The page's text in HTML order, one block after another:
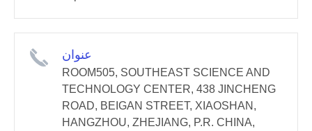
عنوان
ROOM505, SOUTHEAST SCIENCE AND
TECHNOLOGY CENTER, 438 JINCHENG
ROAD, BEIGAN STREET, XIAOSHAN,
HANGZHOU, ZHEJIANG, P.R. CHINA,